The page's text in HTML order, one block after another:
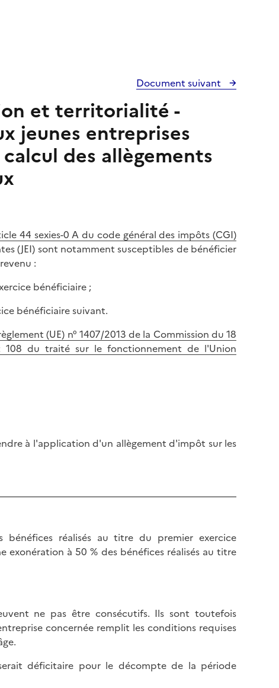
Document suivant
et territorialité -
jeunes entreprises
des allègements
44 sexies-0 A du code général des impôts (CGI)
(JEI) sont notamment susceptibles de bénéficier
:
bénéficiaire ;
bénéficiaire suivant.
(UE) n° 1407/2013 de la Commission du 18
du traité sur le fonctionnement de l'Union
à l'application d'un allègement d'impôt sur les
bénéfices réalisés au titre du premier exercice
à 50 % des bénéfices réalisés au titre
ne pas être consécutifs. Ils sont toutefois
concernée remplit les conditions requises
déficitaire pour le décompte de la période